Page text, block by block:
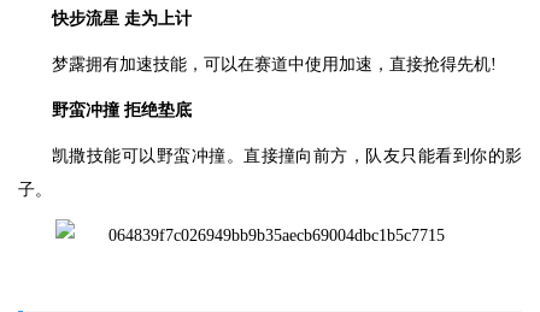
快步流星 走为上计
梦露拥有加速技能，可以在赛道中使用加速，直接抢得先机!
野蛮冲撞 拒绝垫底
凯撒技能可以野蛮冲撞。直接撞向前方，队友只能看到你的影
子。